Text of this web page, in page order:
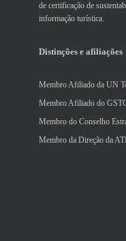
de certificação de
informação turística.
Distinções e afiliações
Membro Afiliado da UN
Membro Afiliado do
Membro do Conselho
Membro da Direção da